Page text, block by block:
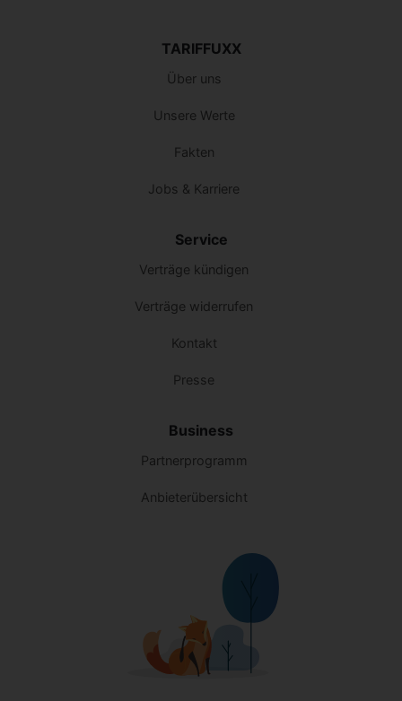
TARIFFUXX
Über uns
Unsere Werte
Fakten
Jobs & Karriere
Service
Verträge kündigen
Verträge widerrufen
Kontakt
Presse
Business
Partnerprogramm
Anbieterübersicht